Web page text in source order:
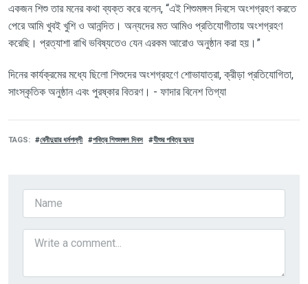
একজন শিশু তার মনের কথা ব্যক্ত করে বলেন, “এই শিশুমঙ্গল দিবসে অংশগ্রহণ করতে
পেরে আমি খুবই খুশি ও আনন্দিত। অন্যদের মত আমিও প্রতিযোগীতায় অংশগ্রহণ
করেছি। প্রত্যাশা রাখি ভবিষ্যতেও যেন এরকম আরোও অনুষ্ঠান করা হয়। ”
দিনের কার্যক্রমের মধ্যে ছিলো শিশুদের অংশগ্রহণে শোভাযাত্রা,ক্রীড়া প্রতিযোগিতা,
সাংস্কৃতিক অনুষ্ঠান এবং পুরষ্কার বিতরণ। - ফাদার বিনেশ তিগ্যা
TAGS বেনীদুয়ার ধর্মপল্লী পবিত্র শিশুমঙ্গল দিবস যীশুর পবিত্র হৃদয়